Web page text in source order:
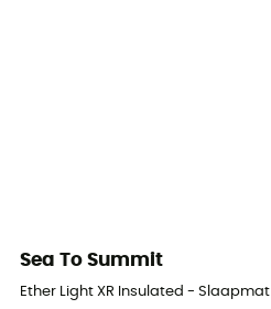
Sea To Summit
Ether Light XR Insulated - Slaapmat